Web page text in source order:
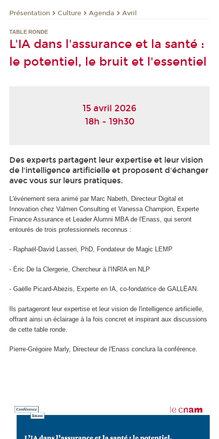
Présentation Culture Agenda Avril
TABLE RONDE
L'IA dans l'assurance et la santé :
le potentiel, le bruit et l'essentiel
15 avril 2026
18h - 19h30
Des experts partagent leur expertise et leur vision
de l'intelligence artificielle et proposent d'échanger
avec vous sur leurs pratiques.
L'événement sera animé par Marc Nabeth, Directeur Digital et
Innovation chez Valmen Consulting et Vanessa Champion, Experte
Finance Assurance et Leader Alumni MBA de l'Enass, qui seront
entourés de trois professionnels reconnus :
- Raphaël-David Lasseri, PhD, Fondateur de Magic LEMP
- Éric De la Clergerie, Chercheur à l'INRIA en NLP
- Gaëlle Picard-Abezis, Experte en IA, co-fondatrice de GALLËAN.
Ils partageront leur expertise et leur vision de l'intelligence artificielle,
offrant ainsi un éclairage à la fois concret et inspirant aux discussions
de cette table ronde.
Pierre-Grégoire Marly, Directeur de l'Enass conclura la conférence.